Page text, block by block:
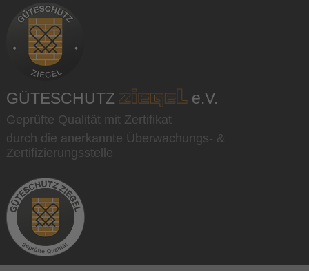
GÜTESCHUTZ e.V.
Geprüfte Qualität mit Zertifikat
durch die anerkannte Überwachungs- &
Zertifizierungsstelle